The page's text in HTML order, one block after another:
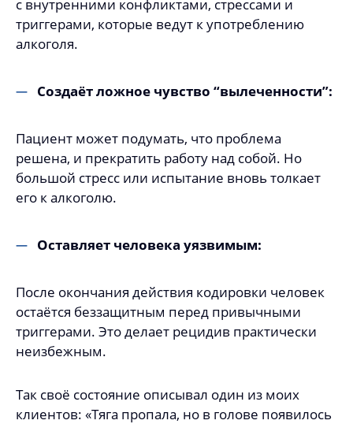
с внутренними конфликтами, стрессами и
триггерами, которые ведут к употреблению
алкоголя.
Создаёт ложное чувство “вылеченности”:
Пациент может подумать, что проблема
решена, и прекратить работу над собой. Но
большой стресс или испытание вновь толкает
его к алкоголю.
Оставляет человека уязвимым:
После окончания действия кодировки человек
остаётся беззащитным перед привычными
триггерами. Это делает рецидив практически
неизбежным.
Так своё состояние описывал один из моих
клиентов: «Тяга пропала, но в голове появилось